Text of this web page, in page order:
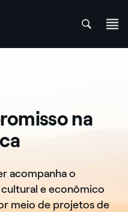
na
acompanha o
e econômico
meio de projetos de